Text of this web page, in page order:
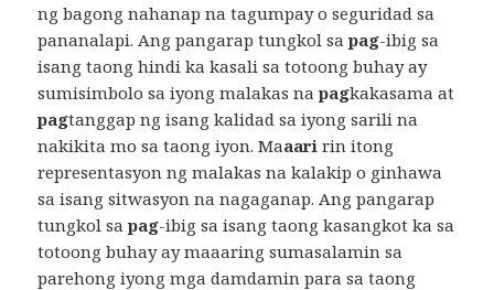
ng bagong nahanap na tagumpay o seguridad sa
pananalapi. Ang pangarap tungkol sapag-ibig sa
isang taong hindi ka kasali sa totoong buhay ay
sumisimbolo sa iyong malakas napagkakasama at
pagtanggap ng isang kalidad sa iyong sarili na
nakikita mo sa taong iyon. Maaari rin itong
representasyon ng malakas na kalakip o ginhawa
sa isang sitwasyon na nagaganap. Ang pangarap
tungkol sapag-ibig sa isang taong kasangkot ka sa
totoong buhay ay maaaring sumasalamin sa
parehong iyong mga damdamin para sa taong